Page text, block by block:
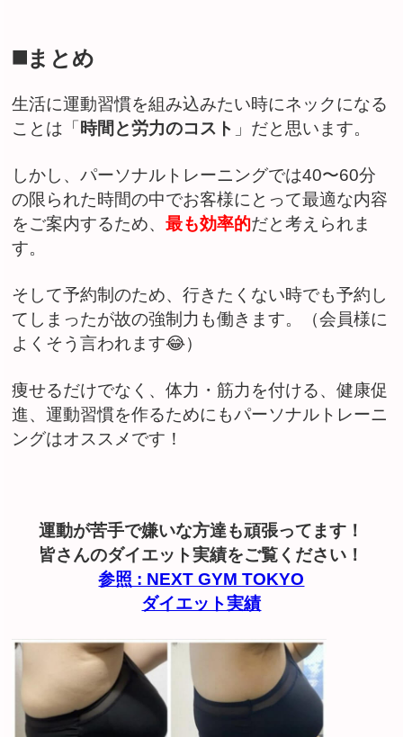
◼️まとめ
生活に運動習慣を組み込みたい時にネックになる
ことは「時間と労力のコスト 」だと思います。
しかし、パーソナルトレーニングでは40〜60分
の限られた時間の中でお客様にとって最適な内容
をご案内するため、最も効率的だと考えられま
す。
そして予約制のため、行きたくない時でも予約し
てしまったが故の強制力も働きます。（会員様に
よくそう言われます😂）
痩せるだけでなく、体力・筋力を付ける、健康促
進、運動習慣を作るためにもパーソナルトレーニ
ングはオススメです！
運動が苦手で嫌いな方達も頑張ってます！
皆さんのダイエット実績をご覧ください！
参照 : NEXT GYM TOKYO
ダイエット実績